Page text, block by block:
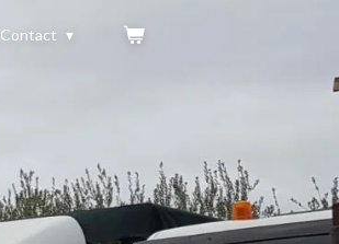
Contact